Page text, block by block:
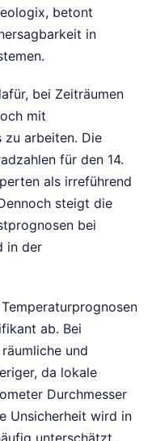
betont
in
bei Zeiträumen
mit
zu arbeiten. Die
für den 14.
als irreführend
steigt die
bei
in der
ab. Bei
und
da lokale
Durchmesser
Unsicherheit wird in
unterschätzt,